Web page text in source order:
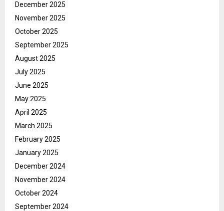
December 2025
November 2025
October 2025
September 2025
August 2025
July 2025
June 2025
May 2025
April 2025
March 2025
February 2025
January 2025
December 2024
November 2024
October 2024
September 2024